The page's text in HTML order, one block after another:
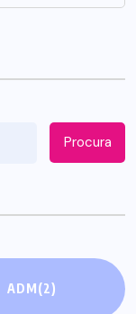
Procura
ADM(2)